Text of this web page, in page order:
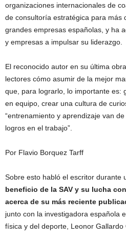
organizaciones internacionales de
de consultoría estratégica para más
grandes empresas españolas, y ha
y empresas a impulsar su liderazgo.
El reconocido autor en su última
lectores cómo asumir de la mejor
que, para lograrlo, lo importante es:
en equipo, crear una cultura de
“entrenamiento y aprendizaje van
logros en el trabajo”.
Por Flavio Borquez Tarff
Sobre esto habló el escritor durante
beneficio de la SAV y su lucha
acerca de su más reciente
junto con la investigadora española
física y del deporte, Leonor Gallardo